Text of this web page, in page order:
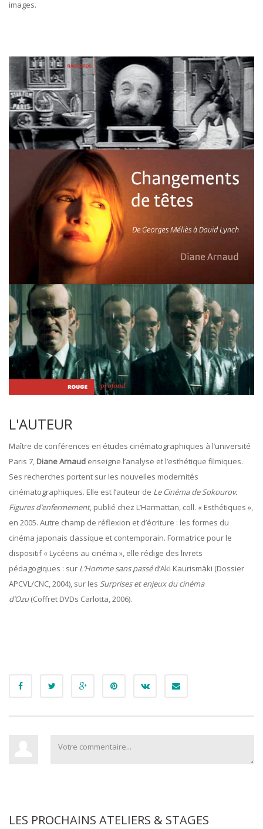
images.
L'AUTEUR
Maître de conférences en études cinématographiques à l’université
Paris 7, Diane Arnaud enseigne l’analyse et l’esthétique filmiques.
Ses recherches portent sur les nouvelles modernités
cinématographiques. Elle est l’auteur de Le Cinéma de Sokourov.
Figures d’enfermement, publié chez L’Harmattan, coll. « Esthétiques »,
en 2005. Autre champ de réflexion et d’écriture : les formes du
cinéma japonais classique et contemporain. Formatrice pour le
dispositif « Lycéens au cinéma », elle rédige des livrets
pédagogiques : sur L’Homme sans passéd’Aki Kaurismäki (Dossier
APCVL/CNC, 2004), sur les Surprises et enjeux du cinéma
d’Ozu(Coffret DVDs Carlotta, 2006).
LES PROCHAINS ATELIERS & STAGES